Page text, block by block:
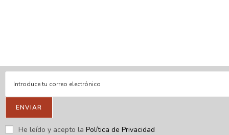
ENVIAR
He leído y acepto la Política de Privacidad